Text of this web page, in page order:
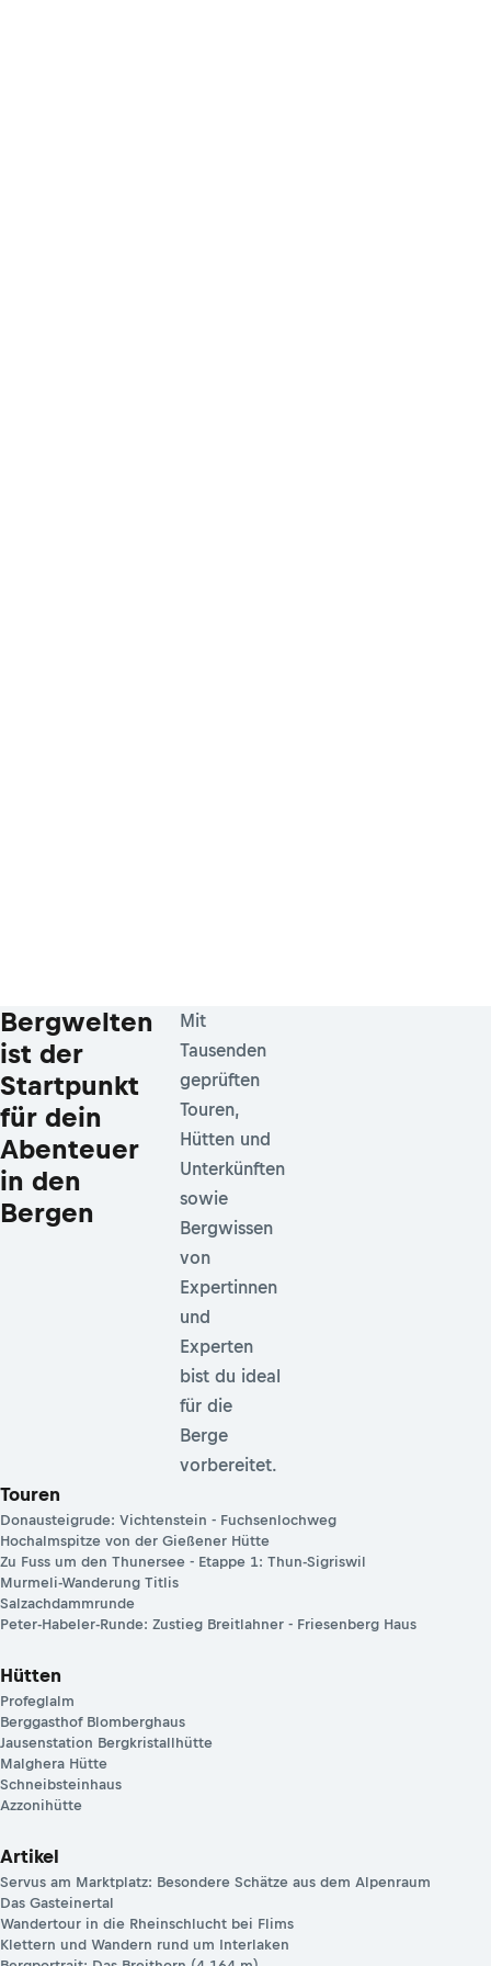
Bergwelten
ist der
Startpunkt
für dein
Abenteuer
in den
Bergen
Mit
Tausenden
geprüften
Touren,
Hütten und
Unterkünften
sowie
Bergwissen
von
Expertinnen
und
Experten
bist du ideal
für die
Berge
vorbereitet.
Touren
Donausteigrude: Vichtenstein - Fuchsenlochweg
Hochalmspitze von der Gießener Hütte
Zu Fuss um den Thunersee - Etappe 1: Thun-Sigriswil
Murmeli-Wanderung Titlis
Salzachdammrunde
Peter-Habeler-Runde: Zustieg Breitlahner - Friesenberg Haus
Hütten
Profeglalm
Berggasthof Blomberghaus
Jausenstation Bergkristallhütte
Malghera Hütte
Schneibsteinhaus
Azzonihütte
Artikel
Servus am Marktplatz: Besondere Schätze aus dem Alpenraum
Das Gasteinertal
Wandertour in die Rheinschlucht bei Flims
Klettern und Wandern rund um Interlaken